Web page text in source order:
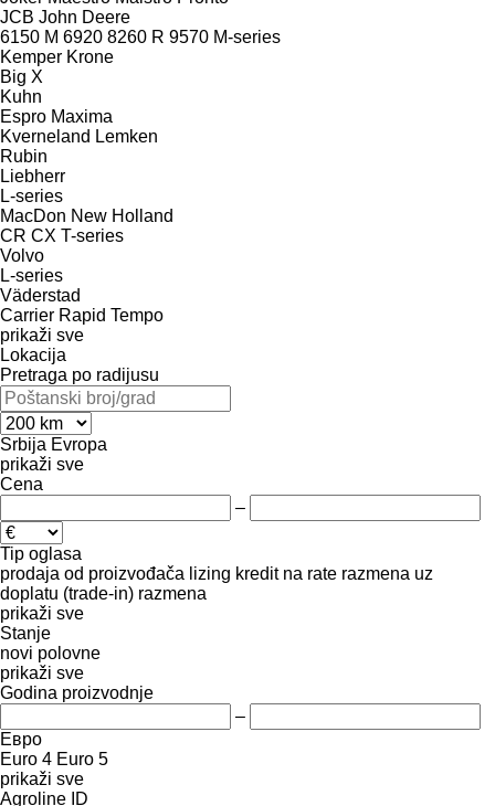
JCB John Deere
6150 M 6920 8260 R 9570 M-series
Kemper Krone
Big X
Kuhn
Espro Maxima
Kverneland Lemken
Rubin
Liebherr
L-series
MacDon New Holland
CR CX T-series
Volvo
L-series
Väderstad
Carrier Rapid Tempo
prikaži sve
Lokacija
Pretraga po radijusu
Srbija Evropa
prikaži sve
Cena
–
Tip oglasa
prodaja od proizvođača lizing kredit na rate razmena uz
doplatu (trade-in) razmena
prikaži sve
Stanje
novi polovne
prikaži sve
Godina proizvodnje
–
Евро
Euro 4 Euro 5
prikaži sve
Agroline ID